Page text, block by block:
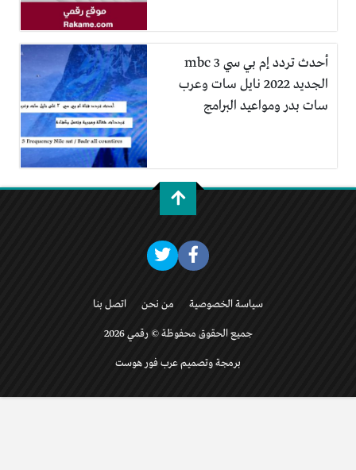
أحدث تردد إم بي سي mbc 3
الجديد 2022 نايل سات وعرب
سات بدر ومواعيد البرامج
سياسة الخصوصية من نحن اتصل بنا
جميع الحقوق محفوظة © رقمي 2026
برمجة وتصميم عرب فور هوست